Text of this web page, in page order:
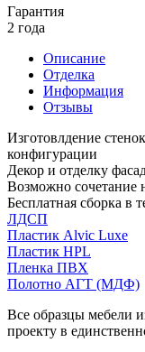
Гарантия
2 года
Описание
Отделка
Информация
Отзывы
Изготовлдение
конфигурации
Декор и отделку
Возможно сочетание
Бесплатная сборка в
ЛДСП
Пластик Alvic Luxe
Пластик HPL
Пленка ПВХ
Полотно АГТ (МДФ)
Все образцы мебели
проекту в